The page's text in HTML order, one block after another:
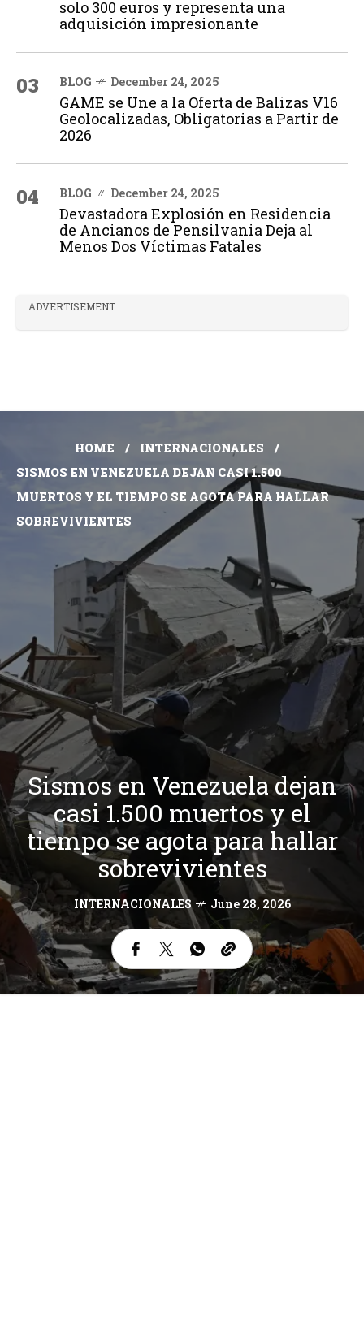
solo 300 euros y representa una
adquisición impresionante
03 BLOG December 24, 2025
GAME se Une a la Oferta de Balizas V16
Geolocalizadas, Obligatorias a Partir de
2026
04 BLOG December 24, 2025
Devastadora Explosión en Residencia
de Ancianos de Pensilvania Deja al
Menos Dos Víctimas Fatales
ADVERTISEMENT
HOME
INTERNACIONALES
SISMOS EN VENEZUELA DEJAN CASI 1.500
MUERTOS Y EL TIEMPO SE AGOTA PARA HALLAR
SOBREVIVIENTES
Sismos en Venezuela dejan
casi 1.500 muertos y el
tiempo se agota para hallar
sobrevivientes
INTERNACIONALES June 28, 2026